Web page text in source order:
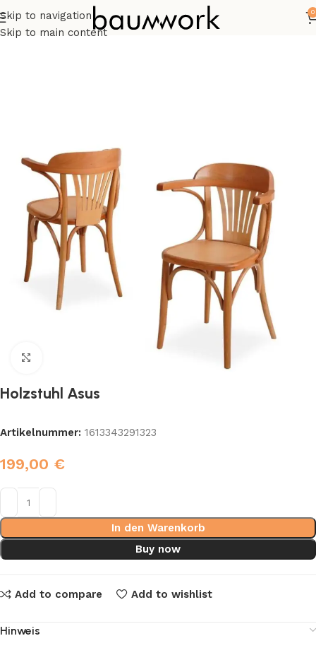
Skip to navigation
Skip to main content
0
Start Stühle
Holzstuhl Asus
Artikelnummer: 1613343291323
199,00 €
In den Warenkorb
Buy now
Add to compare Add to wishlist
Hinweis